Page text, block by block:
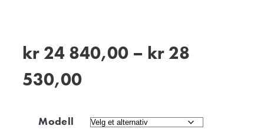
kr 24 840,00 – kr 28
530,00
Modell